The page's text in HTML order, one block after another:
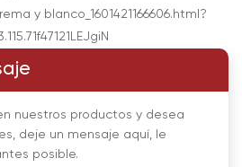
y blanco_1601421166606.html?
nuestros productos y desea
deje un mensaje aquí, le
posible.